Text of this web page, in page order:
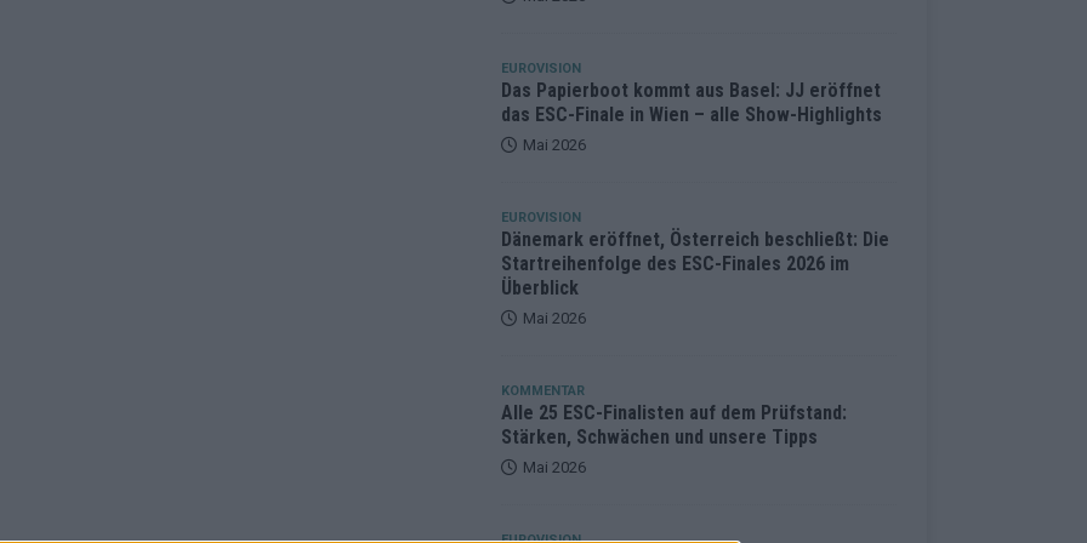
EUROVISION
Das Papierboot kommt aus Basel: JJ eröffnet
das ESC-Finale in Wien – alle Show-Highlights
Mai 2026
EUROVISION
Dänemark eröffnet, Österreich beschließt: Die
Startreihenfolge des ESC-Finales 2026 im
Überblick
Mai 2026
KOMMENTAR
Alle 25 ESC-Finalisten auf dem Prüfstand:
Stärken, Schwächen und unsere Tipps
Mai 2026